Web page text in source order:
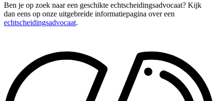
Ben je op zoek naar een geschikte echtscheidingsadvocaat? Kijk
dan eens op onze uitgebreide informatiepagina over een
echtscheidingsadvocaat.